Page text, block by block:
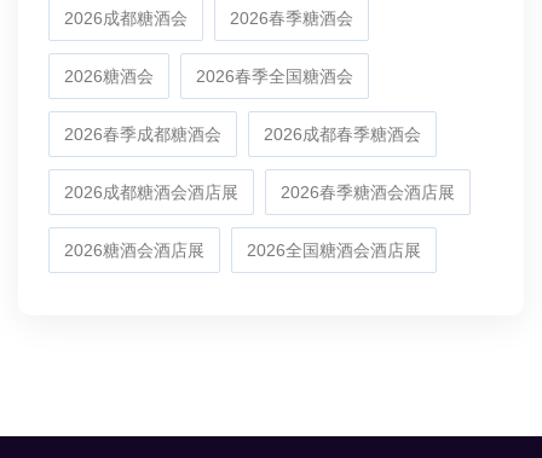
2026成都糖酒会 2026春季糖酒会
2026糖酒会 2026春季全国糖酒会
2026春季成都糖酒会 2026成都春季糖酒会
2026成都糖酒会酒店展 2026春季糖酒会酒店展
2026糖酒会酒店展 2026全国糖酒会酒店展